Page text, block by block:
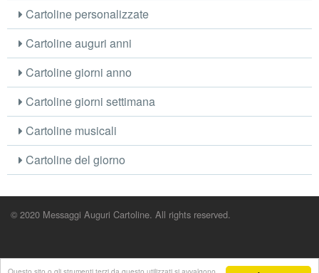
Cartoline personalizzate
Cartoline auguri anni
Cartoline giorni anno
Cartoline giorni settimana
Cartoline musicali
Cartoline del giorno
© 2020 Messaggi Auguri Cartoline. All rights reserved.